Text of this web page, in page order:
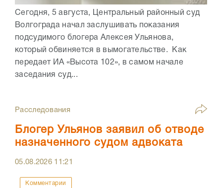
Сегодня, 5 августа, Центральный районный суд
Волгограда начал заслушивать показания
подсудимого блогера Алексея Ульянова,
который обвиняется в вымогательстве. Как
передает ИА «Высота 102», в самом начале
заседания суд...
Расследования
Блогер Ульянов заявил об отводе
назначенного судом адвоката
05.08.2026 11:21
Комментарии